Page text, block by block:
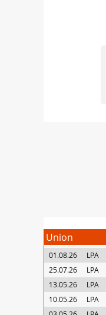
Union
01.08.26
LPA
25.07.26
LPA
13.05.26
LPA
10.05.26
LPA